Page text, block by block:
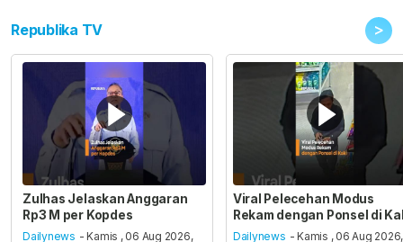
Republika TV >
Zulhas Jelaskan Anggaran
Rp3 M per Kopdes
Dailynews - Kamis , 06 Aug 2026,
Viral Pelecehan Modus
Rekam dengan Ponsel di
Dailynews - Kamis , 06 Aug 2026,